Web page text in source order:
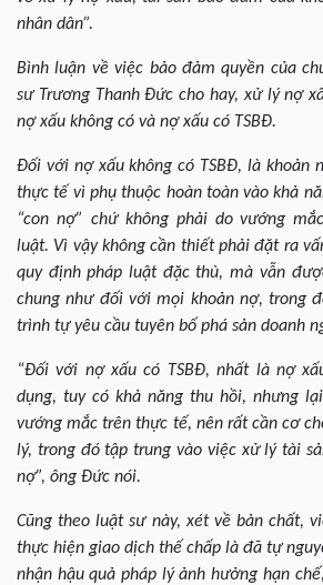
nhân dân”.
Bình luận về việc bảo đảm quyền của
sư Trương Thanh Đức cho hay, xử lý nợ
nợ xấu không có và nợ xấu có TSBĐ.
Đối với nợ xấu không có TSBĐ, là khoản
thực tế vì phụ thuộc hoàn toàn vào khả
“con nợ” chứ không phải do vướng
luật. Vì vậy không cần thiết phải đặt ra
quy định pháp luật đặc thù, mà vẫn
chung như đối với mọi khoản nợ, trong
trình tự yêu cầu tuyên bố phá sản doanh
“Đối với nợ xấu có TSBĐ, nhất là nợ
dụng, tuy có khả năng thu hồi, nhưng
vướng mắc trên thực tế, nên rất cần cơ
lý, trong đó tập trung vào việc xử lý tài
nợ”, ông Đức nói.
Cũng theo luật sư này, xét về bản chất,
thực hiện giao dịch thế chấp là đã tự
nhận hậu quả pháp lý ảnh hưởng hạn